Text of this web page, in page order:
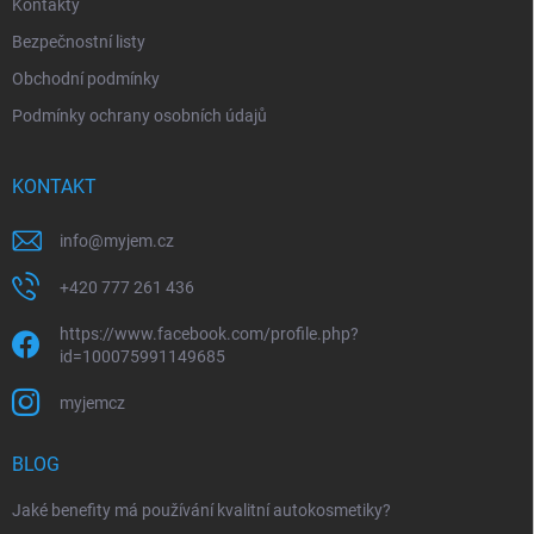
Kontakty
Bezpečnostní listy
Obchodní podmínky
Podmínky ochrany osobních údajů
KONTAKT
info@myjem.cz
+420 777 261 436
https://www.facebook.com/profile.php?
id=100075991149685
myjemcz
BLOG
Jaké benefity má používání kvalitní autokosmetiky?